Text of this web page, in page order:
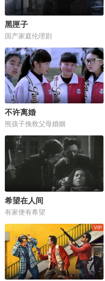
黑匣子
国产家庭伦理剧
不许离婚
熊孩子挽救父母婚姻
希望在人间
有家便有希望